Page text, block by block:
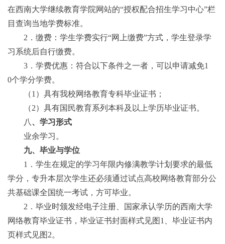
在西南大学继续教育学院网站的“授权配合招生学习中心”栏
目查询当地学费标准。
2 ．缴费：学生学费实行“网上缴费”方式，学生登录学
习系统后自行缴费。
3 ． 学费优惠：符合以下条件之一者 ， 可以申请减免1
0个学分学费。
（1 ）具有我校网络教育专科毕业证书；
（2）具有国民教育系列本科及以上学历毕业证书。
八 、学习形式
业余学习。
九、毕业与学位
1 ．学生在规定的学习年限内修满教学计划要求的最低
学分， 专升本层次学生还必须通过试点高校网络教育部分公
共基础课全国统一考试，方可毕业。
2 ．毕业时颁发经电子注册、国家承认学历的西南大学
网络教育毕业证书，毕业证书封面样式见图 1
、毕业证书内
页样式见图 2。